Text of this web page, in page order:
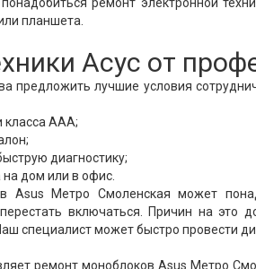
планшета.
Асус от
предложить лучшие условия
класса ААА;
диагностику;
дом или в офис.
Asus Метро Смоленская может
включаться. Причин на это
специалист может быстро провести
ремонт моноблоков Asus Метро